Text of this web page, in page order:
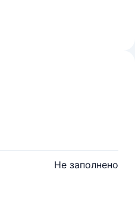
Не заполнено